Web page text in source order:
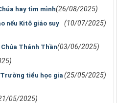
hay tìm mình(26/08/2025)
nếu Kitô giáo suy
(10/07/2025)
Thánh Thần(03/06/2025)
tiểu học gia(25/05/2025)
05/2025)